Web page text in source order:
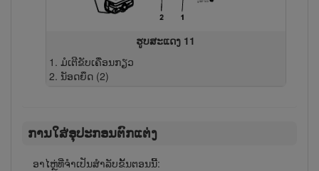
ຮູບສະແດງ 11
ມໍເຕີຂັບເຄື່ອນກຽວ
ນັອດ​ຍຶດ (2)
ການໃສ່ອຸ​ປະ​ກອນຕົກ​ແຕ່ງ
ອາໄຫຼ່ທີ່ຈຳເປັນສຳລັບຂັ້ນຕອນນີ້: